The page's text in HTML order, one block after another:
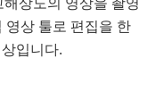
영상 툴로 편집을 한
입니다.